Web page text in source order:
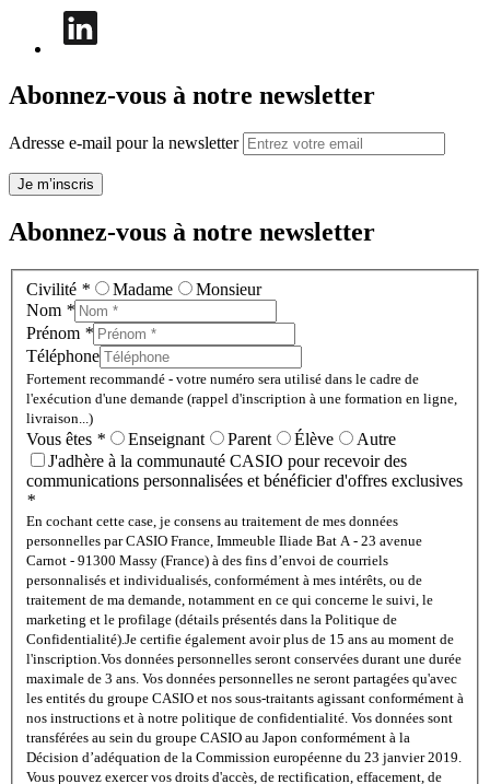
Abonnez-vous à notre newsletter
Adresse e-mail pour la newsletter
Je m’inscris
Abonnez-vous à notre newsletter
Civilité * Madame
Monsieur
Nom *
Prénom *
Téléphone
Fortement recommandé - votre numéro sera utilisé dans le cadre de
l'exécution d'une demande (rappel d'inscription à une formation en ligne,
livraison...)
Vous êtes * Enseignant Parent Élève
Autre
J'adhère à la communauté CASIO pour recevoir des
communications personnalisées et bénéficier d'offres exclusives
*
En cochant cette case, je consens au traitement de mes données
personnelles par CASIO France, Immeuble Iliade Bat A - 23 avenue
Carnot - 91300 Massy (France) à des fins d’envoi de courriels
personnalisés et individualisés, conformément à mes intérêts, ou de
traitement de ma demande, notamment en ce qui concerne le suivi, le
marketing et le profilage (détails présentés dans la Politique de
Confidentialité). Je certifie également avoir plus de 15 ans au moment de
l'inscription. Vos données personnelles seront conservées durant une durée
maximale de 3 ans. Vos données personnelles ne seront partagées qu'avec
les entités du groupe CASIO et nos sous-traitants agissant conformément à
nos instructions et à notre politique de confidentialité. Vos données sont
transférées au sein du groupe CASIO au Japon conformément à la
Décision d’adéquation de la Commission européenne du 23 janvier 2019.
Vous pouvez exercer vos droits d'accès, de rectification, effacement, de